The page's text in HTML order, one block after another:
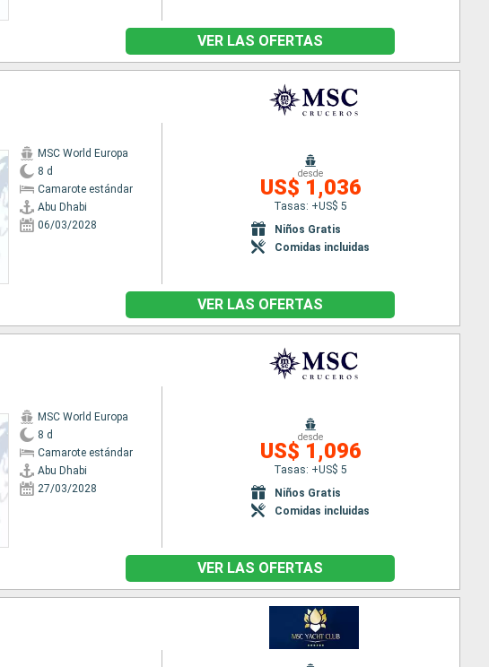
VER LAS OFERTAS
MSC World Europa
8 d
Camarote estándar
Abu Dhabi
06/03/2028
desde
US$ 1,036
Tasas: +US$ 5
Niños Gratis
Comidas incluidas
VER LAS OFERTAS
MSC World Europa
8 d
Camarote estándar
Abu Dhabi
27/03/2028
desde
US$ 1,096
Tasas: +US$ 5
Niños Gratis
Comidas incluidas
VER LAS OFERTAS